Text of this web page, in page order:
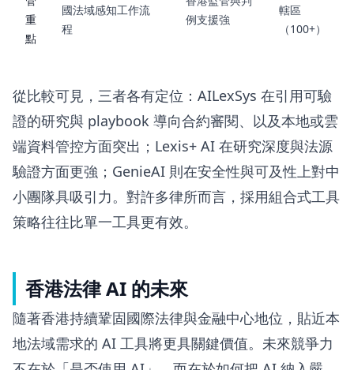
重
點
國法域感知工作流
程
例支援強
轄區
（100+）
從比較可見，三者各有定位：AILexSys 在引用可驗
證的研究與 playbook 導向合約審閱、以及本地或雲
端資料管控方面突出；Lexis+ AI 在研究深度與法源
驗證方面更強；GenieAI 則在安全性與可及性上對中
小團隊具吸引力。對許多律所而言，採用組合式工具
策略往往比單一工具更有效。
香港法律 AI 的未來
隨著香港持續鞏固國際法律與金融中心地位，貼近本
地法域需求的 AI 工具將更具關鍵價值。未來競爭力